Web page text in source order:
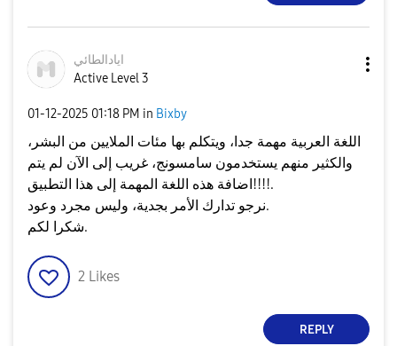
ايادالطائي
Active Level 3
‎01-12-2025 01:18 PM in Bixby
اللغة العربية مهمة جدا، ويتكلم بها مئات الملايين من البشر،
والكثير منهم يستخدمون سامسونج، غريب إلى الآن لم يتم
اضافة هذه اللغة المهمة إلى هذا التطبيق!!!!.
نرجو تدارك الأمر بجدية، وليس مجرد وعود.
شكرا لكم.
2 Likes
REPLY